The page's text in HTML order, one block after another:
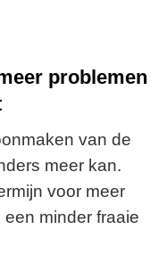
problemen
van de
meer kan.
voor meer
minder fraaie